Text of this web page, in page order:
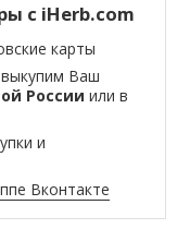
с iHerb.com
карты
Ваш
России или в
и
Вконтакте